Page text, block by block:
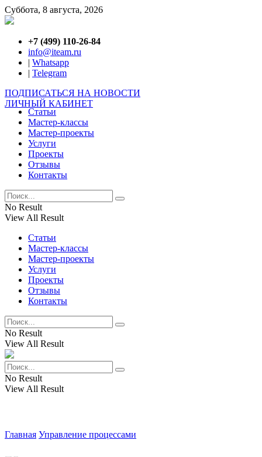
Суббота, 8 августа, 2026
+7 (499) 110-26-84
info@iteam.ru
| Whatsapp
| Telegram
ПОДПИСАТЬСЯ НА НОВОСТИ
ЛИЧНЫЙ КАБИНЕТ
Статьи
Мастер-классы
Мастер-проекты
Услуги
Проекты
Отзывы
Контакты
No Result
View All Result
Статьи
Мастер-классы
Мастер-проекты
Услуги
Проекты
Отзывы
Контакты
No Result
View All Result
No Result
View All Result
Главная Управление процессами